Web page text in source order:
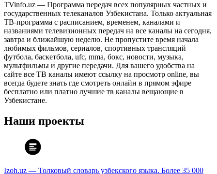
TVinfo.uz — Программа передач всех популярных частных и
государственных телеканалов Узбекистана. Только актуальная
ТВ-программа с расписанием, временем, каналами и
названиями телевизионных передач на все каналы на сегодня,
завтра и ближайшую неделю. Не пропустите время начала
любимых фильмов, сериалов, спортивных трансляций
футбола, баскетбола, ufc, mma, бокс, новости, музыка,
мультфильмы и другие передачи. Для вашего удобства на
сайте все ТВ каналы имеют ссылку на просмотр online, вы
всегда будете знать где смотреть онлайн в прямом эфире
бесплатно или платно лучшие тв каналы вещающие в
Узбекистане.
Наши проекты
Izoh.uz — Толковый словарь узбекского языка. Более 35 000